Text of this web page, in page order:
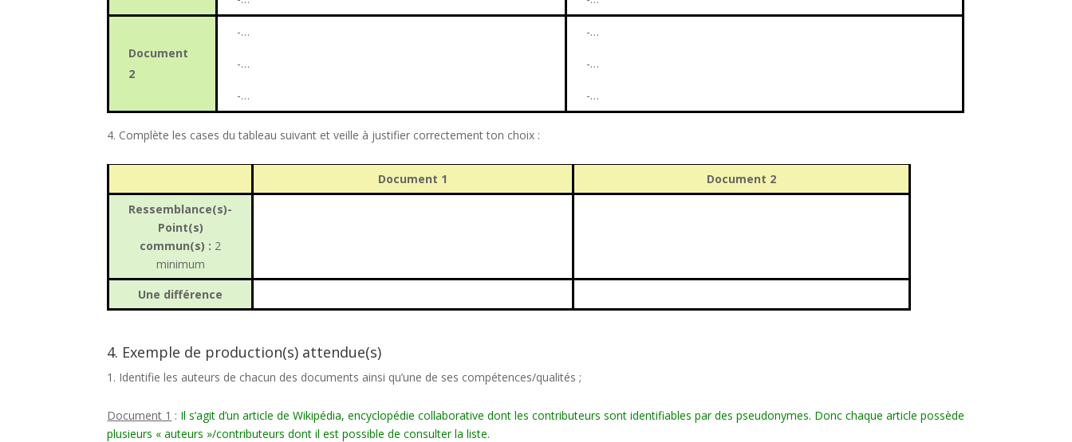
Document
2
-…
-…
-…
-…
-…
-…
Complète les cases du tableau suivant et veille à justifier correctement ton choix :
Document 1
Document 2
Ressemblance(s)-
Point(s)
commun(s) : 2
minimum
Une différence
4. Exemple de production(s) attendue(s)
Identifie les auteurs de chacun des documents ainsi qu’une de ses compétences/qualités ;
Document 1 : Il s’agit d’un article de Wikipédia, encyclopédie collaborative dont les contributeurs sont identifiables par des pseudonymes. Donc chaque article possède
plusieurs « auteurs »/contributeurs dont il est possible de consulter la liste.